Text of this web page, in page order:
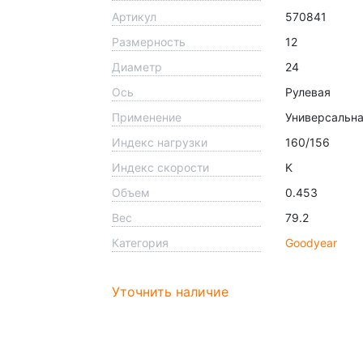
Артикул
570841
Размерность
12
Диаметр
24
Ось
Рулевая
Применение
Индекс нагрузки
160/156
Индекс скорости
K
Объем
0.453
Вес
79.2
Категория
Goodyear
Уточнить наличие